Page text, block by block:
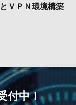
ＶＰＮ環境構築
付中！